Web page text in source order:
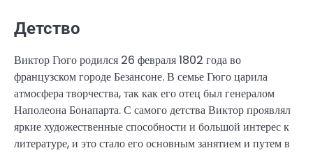
Детство
Виктор Гюго родился 26 февраля 1802 года во
французском городе Безансоне. В семье Гюго царила
атмосфера творчества, так как его отец был генералом
Наполеона Бонапарта. С самого детства Виктор проявлял
яркие художественные способности и большой интерес к
литературе, и это стало его основным занятием и путем в